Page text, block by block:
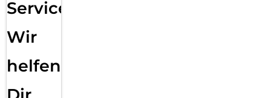
Service:
Wir
helfen